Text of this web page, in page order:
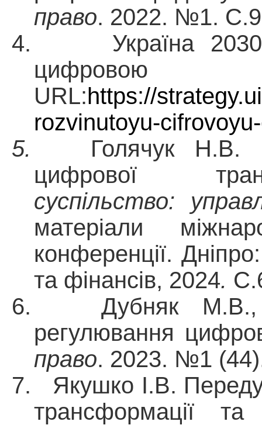
право. 2022. №1.
4. Україна 2030Е
URL:https://
rozvinutoyu-
5. Голячук Н.В.
цифрової
суспільство:
матеріали
конференції.
та фінансів, 2024.
6. Дубняк М.В.,
регулювання
право. 2023. №1
7. Якушко І.В.
трансформації